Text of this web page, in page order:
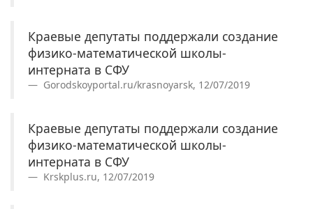
Краевые депутаты поддержали создание
физико-математической школы-
интерната в СФУ
Gorodskoyportal.ru/krasnoyarsk, 12/07/2019
Краевые депутаты поддержали создание
физико-математической школы-
интерната в СФУ
Krskplus.ru, 12/07/2019